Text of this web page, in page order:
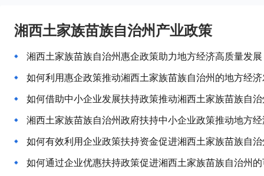
湘西土家族苗族自治州产业政策
湘西土家族苗族自治州惠企政策助力地方经济高质量发展
如何利用惠企政策推动湘西土家族苗族自治州的地方经
如何借助中小企业发展扶持政策推动湘西土家族苗族自
湘西土家族苗族自治州政府扶持中小企业政策推动地方
如何有效利用企业政策扶持资金促进湘西土家族苗族自
如何通过企业优惠扶持政策促进湘西土家族苗族自治州